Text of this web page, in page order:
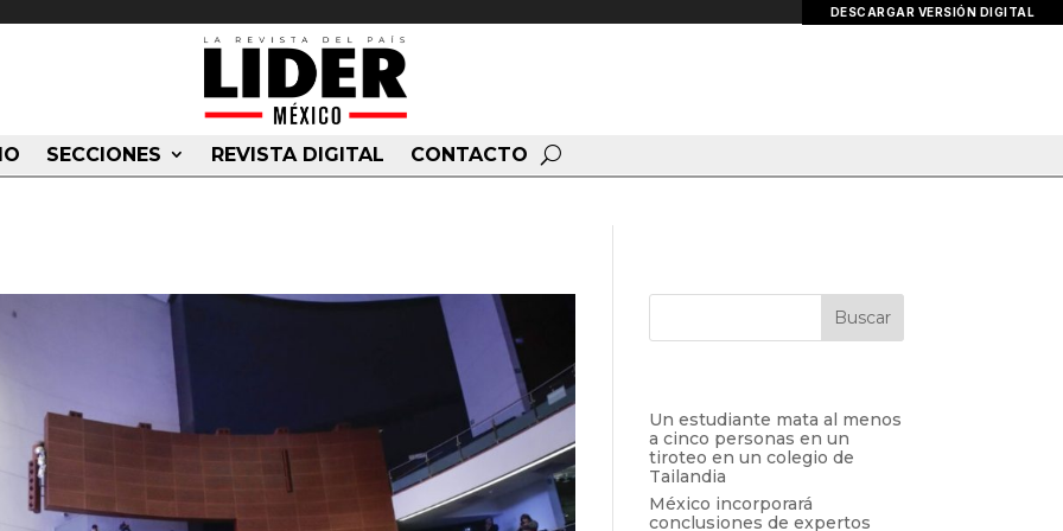
SECCIONES REVISTA DIGITAL CONTACTO
DESCARGAR VERSIÓN DIGITAL
Un estudiante mata al menos
a cinco personas en un
tiroteo en un colegio de
Tailandia
México incorporará
conclusiones de expertos